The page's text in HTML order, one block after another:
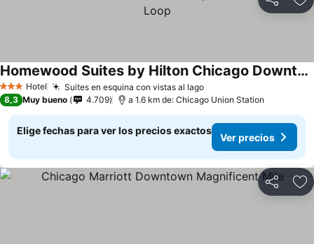
Compartir
3 Estrellas
Hotel Suites en esquina con vistas al lago
Homewood Suites by Hilton Chicago Downtown South Loop
8,3 Muy bueno 4.709 a 1.6 km de: Chicago Union Station
Elige fechas para ver los precios exactos
Ver precios
Compartir